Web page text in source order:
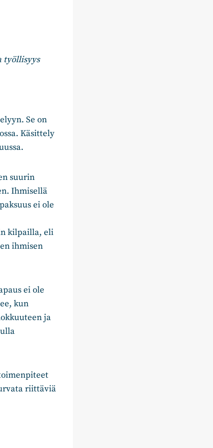
työllisyys
Se on
Käsittely
suurin
Ihmisellä
ei ole
kilpailla, eli
ihmisen
ei ole
kun
ja
riittäviä